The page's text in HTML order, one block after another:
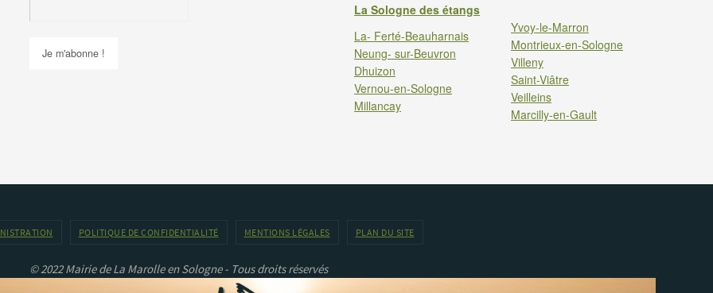
La Sologne des étangs
La- Ferté-Beauharnais
Neung- sur-Beuvron
Dhuizon
Vernou-en-Sologne
Millancay
Yvoy-le-Marron
Montrieux-en-Sologne
Villeny
Saint-Viâtre
Veilleins
Marcilly-en-Gault
POLITIQUE DE CONFIDENTIALITÉ MENTIONS LÉGALES PLAN DU SITE
© 2022 Mairie de La Marolle en Sologne - Tous droits réservés